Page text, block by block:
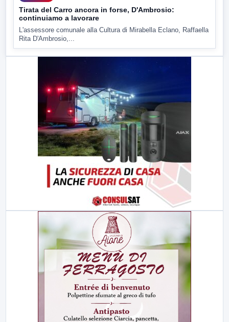
Tirata del Carro ancora in forse, D'Ambrosio:
continuiamo a lavorare
L'assessore comunale alla Cultura di Mirabella Eclano, Raffaella
Rita D'Ambrosio,...